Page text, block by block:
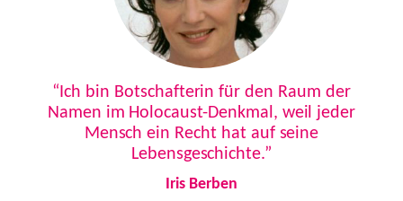
“Ich bin Botschafterin für den Raum der
Namen im Holocaust-Denkmal, weil jeder
Mensch ein Recht hat auf seine
Lebensgeschichte.”
Iris Berben